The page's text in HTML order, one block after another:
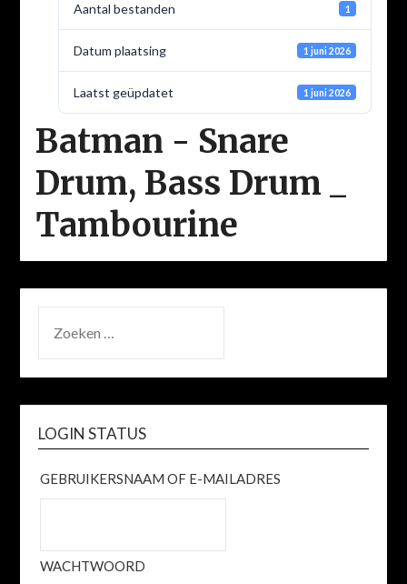
Aantal bestanden 1
Datum plaatsing 1 juni 2026
Laatst geüpdatet 1 juni 2026
Batman - Snare
Drum, Bass Drum _
Tambourine
NAAR:
LOGIN STATUS
GEBRUIKERSNAAM OF E-MAILADRES
WACHTWOORD